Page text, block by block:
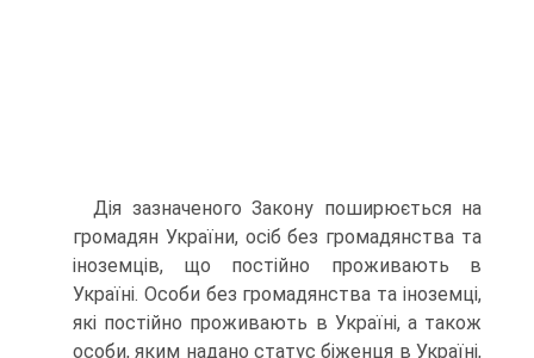
Дія зазначеного Закону поширюється на
громадян України, осіб без громадянства та
іноземців, що постійно проживають в
Україні. Особи без громадянства та іноземці,
які постійно проживають в Україні, а та­кож
особи, яким надано статус біженця в Україні,